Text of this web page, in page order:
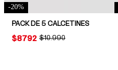
-20%
PACK DE 5 CALCETINES
ORIGINAL PRICE:
$10.990
PRICE:
$8792